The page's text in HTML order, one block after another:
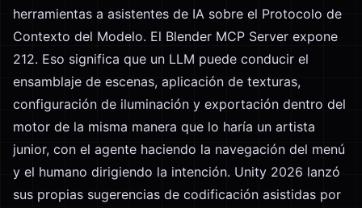
herramientas a asistentes de IA sobre el Protocolo de
Contexto del Modelo. El Blender MCP Server expone
212. Eso significa que un LLM puede conducir el
ensamblaje de escenas, aplicación de texturas,
configuración de iluminación y exportación dentro del
motor de la misma manera que lo haría un artista
junior, con el agente haciendo la navegación del menú
y el humano dirigiendo la intención. Unity 2026 lanzó
sus propias sugerencias de codificación asistidas por